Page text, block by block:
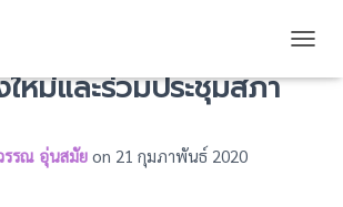
จวนผู้ว่าราชการจังหวัด
หม่และร่วมประชุมสภา
รรณ อุ่นสมัย on 21 กุมภาพันธ์ 2020